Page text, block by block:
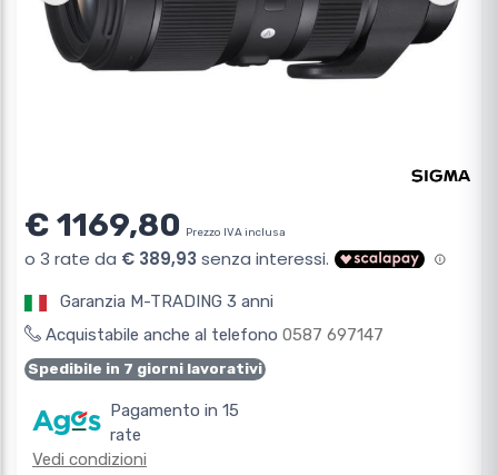
€ 1169,80 Prezzo IVA inclusa
Garanzia M-TRADING 3 anni
Acquistabile anche al telefono 0587 697147
Spedibile in 7 giorni lavorativi
Pagamento in 15
rate
Vedi condizioni